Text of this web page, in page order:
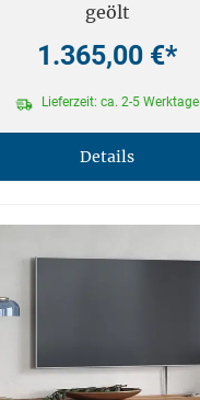
geölt
1.365,00 €*
Lieferzeit: ca. 2-5 Werktage
Details